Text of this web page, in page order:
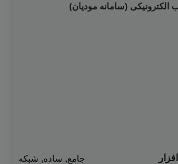
(سامانه مودیان)
جامع, ساده, شبکه